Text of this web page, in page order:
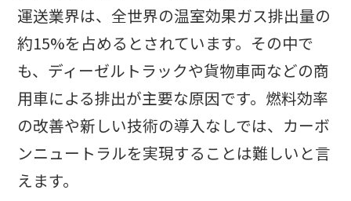
運送業界は、全世界の温室効果ガス排出量の
約15%を占めるとされています。その中で
も、ディーゼルトラックや貨物車両などの商
用車による排出が主要な原因です。燃料効率
の改善や新しい技術の導入なしでは、カーボ
ンニュートラルを実現することは難しいと言
えます。